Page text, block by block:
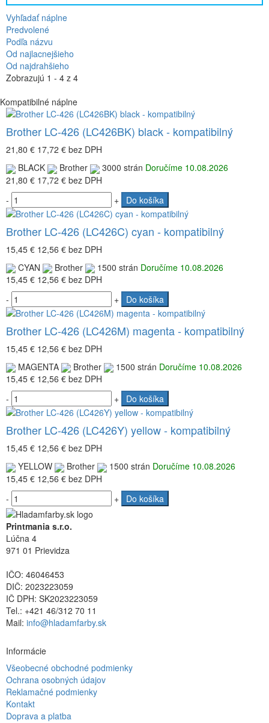
Vyhľadať náplne
Predvolené
Podľa názvu
Od najlacnejšieho
Od najdrahšieho
Zobrazujú 1 - 4 z 4
Kompatibilné náplne
Brother LC-426 (LC426BK) black - kompatibilný
21,80 € 17,72 € bez DPH
BLACK
Brother 3000 strán Doručíme 10.08.2026
21,80 € 17,72 € bez DPH
-
+ Do košíka
Brother LC-426 (LC426C) cyan - kompatibilný
15,45 € 12,56 € bez DPH
CYAN
Brother 1500 strán Doručíme 10.08.2026
15,45 € 12,56 € bez DPH
-
+ Do košíka
Brother LC-426 (LC426M) magenta - kompatibilný
15,45 € 12,56 € bez DPH
MAGENTA
Brother 1500 strán Doručíme 10.08.2026
15,45 € 12,56 € bez DPH
-
+ Do košíka
Brother LC-426 (LC426Y) yellow - kompatibilný
15,45 € 12,56 € bez DPH
YELLOW
Brother 1500 strán Doručíme 10.08.2026
15,45 € 12,56 € bez DPH
-
+ Do košíka
Printmania s.r.o.
Lúčna 4
971 01 Prievidza
IČO: 46046453
DIČ: 2023223059
IČ DPH: SK2023223059
Tel.: +421 46/312 70 11
Mail: info@hladamfarby.sk
Informácie
Všeobecné obchodné podmienky
Ochrana osobných údajov
Reklamačné podmienky
Kontakt
Doprava a platba